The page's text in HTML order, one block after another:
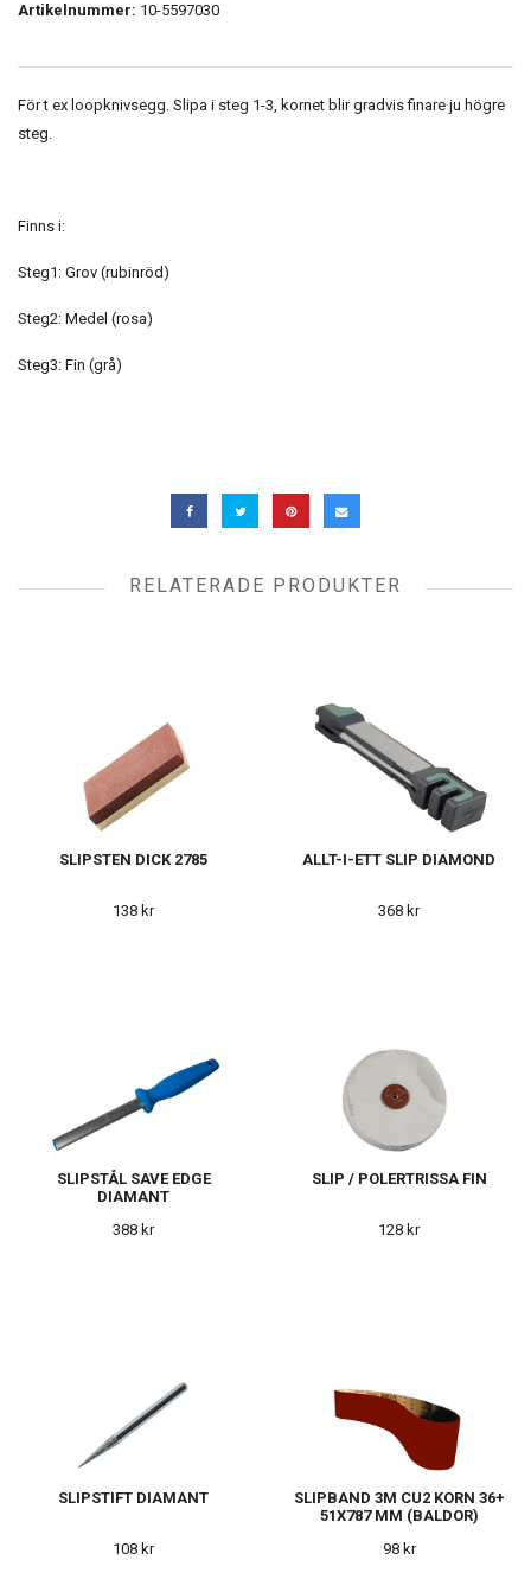
Artikelnummer: 10-5597030
För t ex loopknivsegg. Slipa i steg 1-3, kornet blir gradvis finare ju högre
steg.
Finns i:
Steg1: Grov (rubinröd)
Steg2: Medel (rosa)
Steg3: Fin (grå)
RELATERADE PRODUKTER
SLIPSTEN DICK 2785
138 kr
ALLT-I-ETT SLIP DIAMOND
368 kr
SLIPSTÅL SAVE EDGE
DIAMANT
388 kr
SLIP / POLERTRISSA FIN
128 kr
SLIPSTIFT DIAMANT
108 kr
SLIPBAND 3M CU2 KORN 36+
51X787 MM (BALDOR)
98 kr